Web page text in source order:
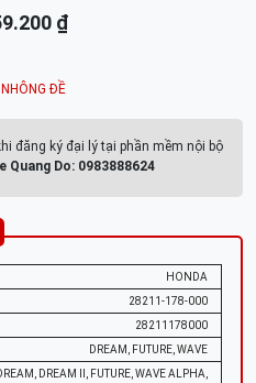
₫
NHÔNG ĐỀ
đăng ký đại lý tại phần mềm nội bộ
Quang Do: 0983888624
HONDA
28211-178-000
28211178000
DREAM, FUTURE, WAVE
DREAM II, FUTURE, WAVE ALPHA,